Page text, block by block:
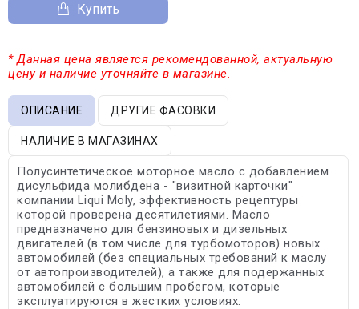
Купить
* Данная цена является рекомендованной, актуальную
цену и наличие уточняйте в магазине.
ОПИСАНИЕ ДРУГИЕ ФАСОВКИ
НАЛИЧИЕ В МАГАЗИНАХ
Полусинтетическое моторное масло с добавлением
дисульфида молибдена - "визитной карточки"
компании Liqui Moly, эффективность рецептуры
которой проверена десятилетиями. Масло
предназначено для бензиновых и дизельных
двигателей (в том числе для турбомоторов) новых
автомобилей (без специальных требований к маслу
от автопроизводителей), а также для подержанных
автомобилей с большим пробегом, которые
эксплуатируются в жестких условиях.